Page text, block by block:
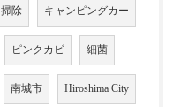
掃除 キャンピングカー
ピンクカビ 細菌
南城市 Hiroshima City